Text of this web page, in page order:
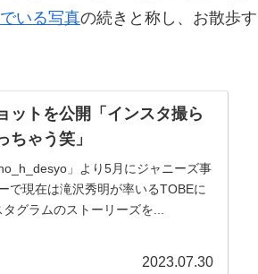
いる写真の続きと称し、お散歩す
ットを公開「インスタ撮ら
ゃう笑」
」より5月にジャニーズ事
で現在は滝沢秀明が率いるTOBEに
グラムのストーリーズを...
2023.07.30